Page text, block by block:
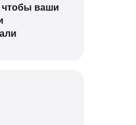
чтобы ваши